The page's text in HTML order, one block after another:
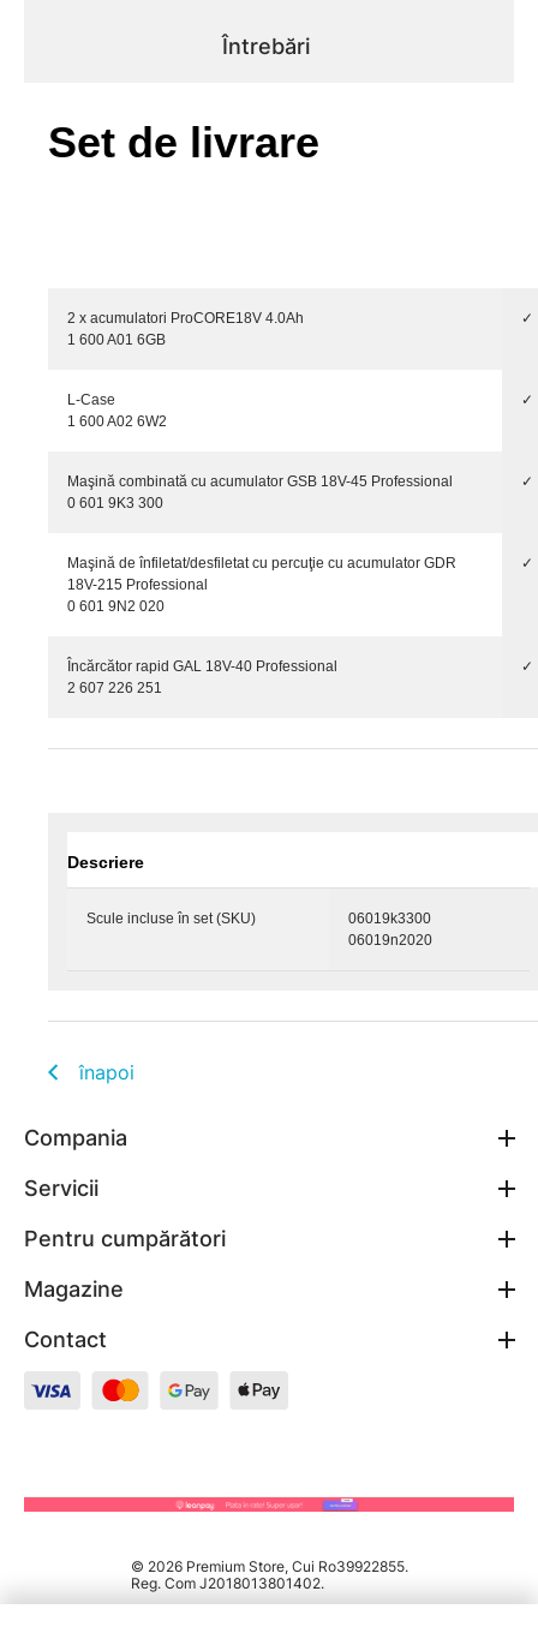
Întrebări
Set de livrare
2 x acumulatori ProCORE18V 4.0Ah
1 600 A01 6GB
✓
L-Case
1 600 A02 6W2
✓
Maşină combinată cu acumulator GSB 18V-45 Professional
0 601 9K3 300
✓
Maşină de înfiletat/desfiletat cu percuţie cu acumulator GDR
18V-215 Professional
0 601 9N2 020
✓
Încărcător rapid GAL 18V-40 Professional
2 607 226 251
✓
Descriere
Scule incluse în set (SKU)
06019k3300
06019n2020
înapoi
Compania
Servicii
Pentru cumpărători
Magazine
Contact
© 2026 Premium Store, Cui Ro39922855.
Reg. Com J2018013801402.